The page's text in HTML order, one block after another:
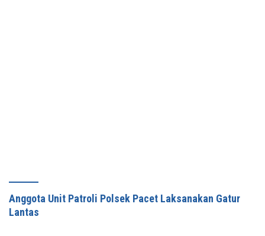
Anggota Unit Patroli Polsek Pacet Laksanakan Gatur
Lantas